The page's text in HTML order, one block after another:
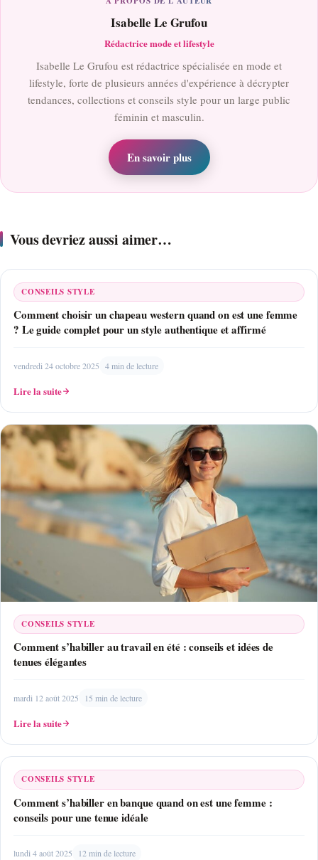
Isabelle Le Grufou
Rédactrice mode et lifestyle
Isabelle Le Grufou est rédactrice spécialisée en mode et
lifestyle, forte de plusieurs années d'expérience à décrypter
tendances, collections et conseils style pour un large public
féminin et masculin.
En savoir plus
Vous devriez aussi aimer…
CONSEILS STYLE
Comment choisir un chapeau western quand on est une femme
? Le guide complet pour un style authentique et affirmé
vendredi 24 octobre 2025 4 min de lecture
Lire la suite
CONSEILS STYLE
Comment s’habiller au travail en été : conseils et idées de
tenues élégantes
mardi 12 août 2025 15 min de lecture
Lire la suite
CONSEILS STYLE
Comment s’habiller en banque quand on est une femme :
conseils pour une tenue idéale
lundi 4 août 2025 12 min de lecture